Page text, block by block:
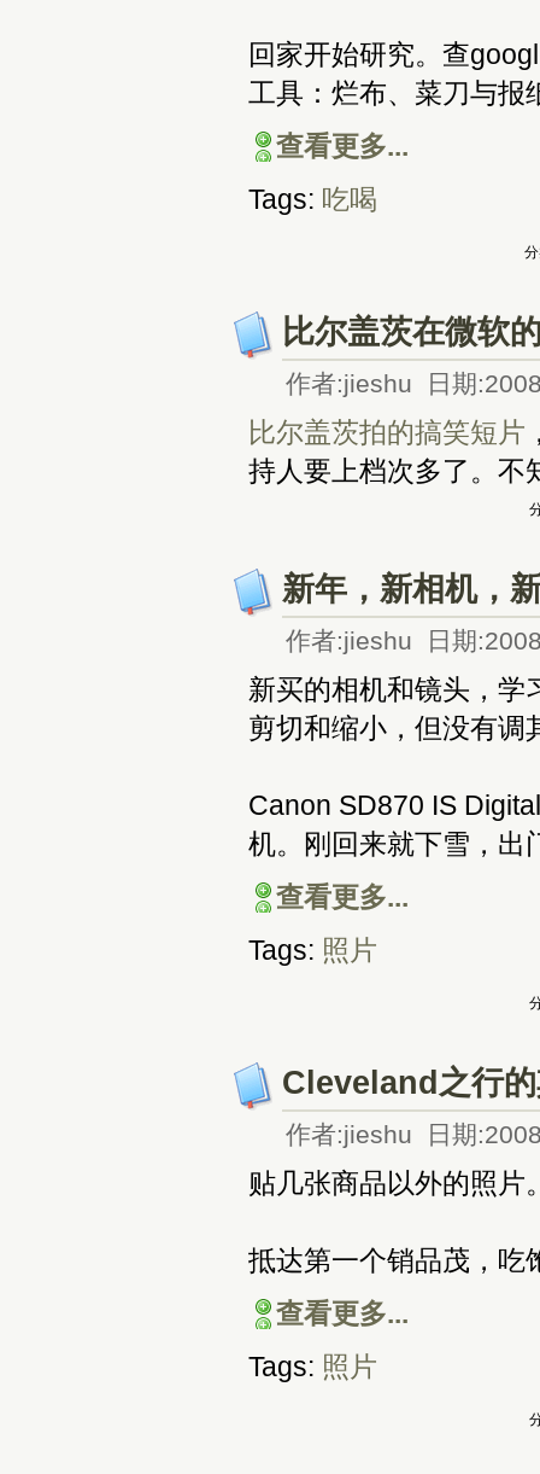
回家开始研究。查
工具：烂布、菜刀与报
查看更多...
Tags: 吃喝
比尔盖茨在微软
作者:jieshu 日期
比尔盖茨拍的搞笑短片
持人要上档次多了。不
新年，新相机，
作者:jieshu 日期
新买的相机和镜头，学
剪切和缩小，但没有调
Canon SD870 IS
机。刚回来就下雪，出
查看更多...
Tags: 照片
Cleveland之行
作者:jieshu 日期
贴几张商品以外的照片
抵达第一个销品茂，吃
查看更多...
Tags: 照片